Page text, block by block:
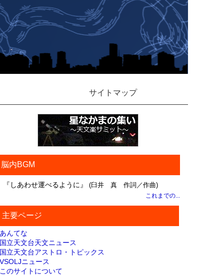
サイトマップ
脳内BGM
しあわせ運べるように』 (臼井 真 作詞／作曲)
これまでの...
主要ページ
あんてな
国立天文台天文ニュース
国立天文台アストロ・トピックス
VSOLJニュース
このサイトについて